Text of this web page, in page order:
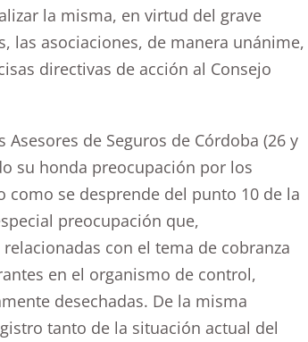
la misma, en virtud del grave
las asociaciones, de manera unánime,
directivas de acción al Consejo
de Seguros de Córdoba (26 y
su honda preocupación por los
como se desprende del punto 10 de la
preocupación que,
con el tema de cobranza
en el organismo de control,
desechadas. De la misma
tanto de la situación actual del